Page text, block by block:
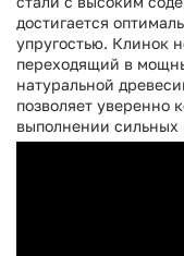
достигается
упругостью. Клинок
переходящий в
натуральной
позволяет уверенно
выполнении